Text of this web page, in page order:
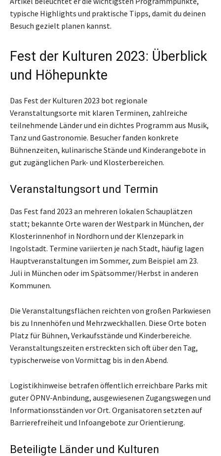
typische Highlights und praktische Tipps, damit du deinen
Besuch gezielt planen kannst.
Fest der Kulturen 2023: Überblick
und Höhepunkte
Das Fest der Kulturen 2023 bot regionale
Veranstaltungsorte mit klaren Terminen, zahlreiche
teilnehmende Länder und ein dichtes Programm aus Musik,
Tanz und Gastronomie. Besucher fanden konkrete
Bühnenzeiten, kulinarische Stände und Kinderangebote in
gut zugänglichen Park- und Klosterbereichen.
Veranstaltungsort und Termin
Das Fest fand 2023 an mehreren lokalen Schauplätzen
statt; bekannte Orte waren der Westpark in München, der
Klosterinnenhof in Nordhorn und der Klenzepark in
Ingolstadt. Termine variierten je nach Stadt, häufig lagen
Hauptveranstaltungen im Sommer, zum Beispiel am 23.
Juli in München oder im Spätsommer/Herbst in anderen
Kommunen.
Die Veranstaltungsflächen reichten von großen Parkwiesen
bis zu Innenhöfen und Mehrzweckhallen. Diese Orte boten
Platz für Bühnen, Verkaufsstände und Kinderbereiche.
Veranstaltungszeiten erstreckten sich oft über den Tag,
typischerweise von Vormittag bis in den Abend.
Logistikhinweise betrafen öffentlich erreichbare Parks mit
guter ÖPNV-Anbindung, ausgewiesenen Zugangswegen und
Informationsständen vor Ort. Organisatoren setzten auf
Barrierefreiheit und Infoangebote zur Orientierung.
Beteiligte Länder und Kulturen